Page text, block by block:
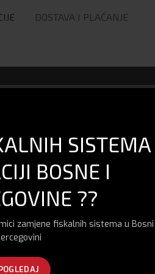
SISTEMA
BOSNE I
??
zamjene fiskalnih sistema u Bosni
DOSTAVA I PLAĆANJE